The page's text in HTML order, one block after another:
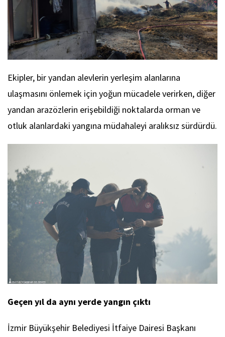
Ekipler, bir yandan alevlerin yerleşim alanlarına
ulaşmasını önlemek için yoğun mücadele verirken, diğer
yandan arazözlerin erişebildiği noktalarda orman ve
otluk alanlardaki yangına müdahaleyi aralıksız sürdürdü.
Geçen yıl da aynı yerde yangın çıktı
İzmir Büyükşehir Belediyesi İtfaiye Dairesi Başkanı